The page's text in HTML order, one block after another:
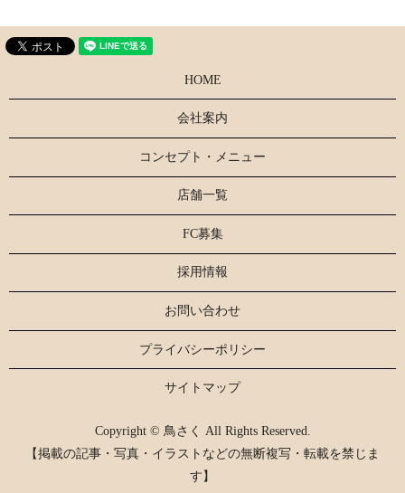
HOME
会社案内
コンセプト・メニュー
店舗一覧
FC募集
採用情報
お問い合わせ
プライバシーポリシー
サイトマップ
Copyright © 鳥さく All Rights Reserved.
【掲載の記事・写真・イラストなどの無断複写・転載を禁じま
す】